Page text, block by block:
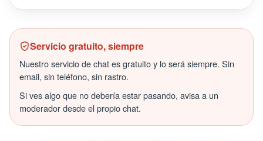
Servicio gratuito, siempre
Nuestro servicio de chat es gratuito y lo será siempre. Sin
email, sin teléfono, sin rastro.
Si ves algo que no debería estar pasando, avisa a un
moderador desde el propio chat.